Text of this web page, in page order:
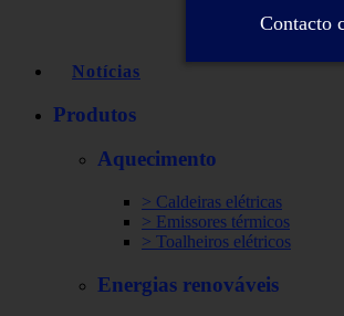
Contacto
Notícias
Produtos
Aquecimento
> Caldeiras elétricas
> Emissores térmicos
> Toalheiros elétricos
Energias renováveis